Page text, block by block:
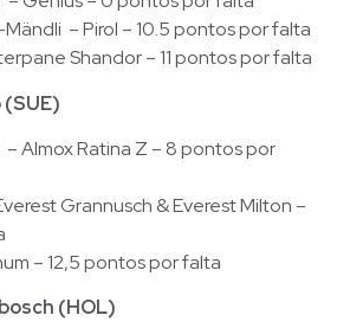
– Pirol – 10.5 pontos por falta
Shandor – 11 pontos por falta
Almox Ratina Z – 8 pontos por
Grannusch & Everest Milton –
– 12,5 pontos por falta
(HOL)